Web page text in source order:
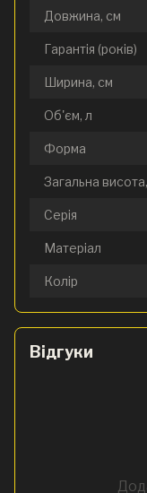
Довжина, см
Гарантія (років)
Ширина, см
Об'єм, л
Форма
Загальна
Серія
Матеріал
Колір
Відгуки